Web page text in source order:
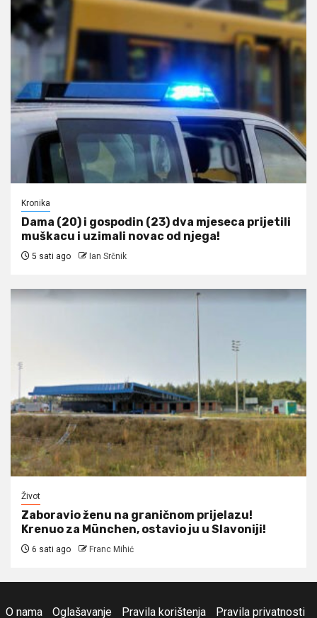
Kronika
Dama (20) i gospodin (23) dva mjeseca prijetili
muškacu i uzimali novac od njega!
5 sati ago Ian Srčnik
Život
Zaboravio ženu na graničnom prijelazu!
Krenuo za München, ostavio ju u Slavoniji!
6 sati ago Franc Mihić
O nama Oglašavanje Pravila korištenja Pravila privatnosti